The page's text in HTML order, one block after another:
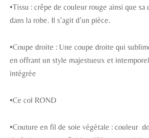
•Tissu : crêpe de couleur rouge ainsi que
dans la robe. Il s’agit d’un pièce.
•Coupe droite : Une coupe droite qui
en offrant un style majestueux et intemporel
intégrée
•Ce col ROND
•Couture en fil de soie végétale : couleur